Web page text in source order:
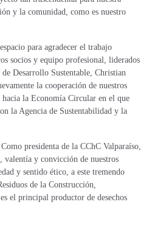
y la comunidad, como es nuestro
para agradecer el trabajo
socios y equipo profesional, liderados
Desarrollo Sustentable, Christian
la cooperación de nuestros
hacia la Economía Circular en el que
la Agencia de Sustentabilidad y la
presidenta de la CChC Valparaíso,
valentía y convicción de nuestros
y sentido ético, a este tremendo
de la Construcción,
el principal productor de desechos